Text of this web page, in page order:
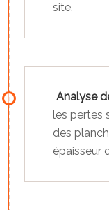
site.
Analyse
les pertes
des
épaisseur